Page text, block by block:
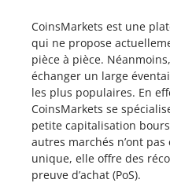
CoinsMarkets est une
qui ne propose
pièce à pièce.
échanger un large
les plus populaires. En
CoinsMarkets se
petite capitalisation
autres marchés n’ont
unique, elle offre des
preuve d’achat (PoS).